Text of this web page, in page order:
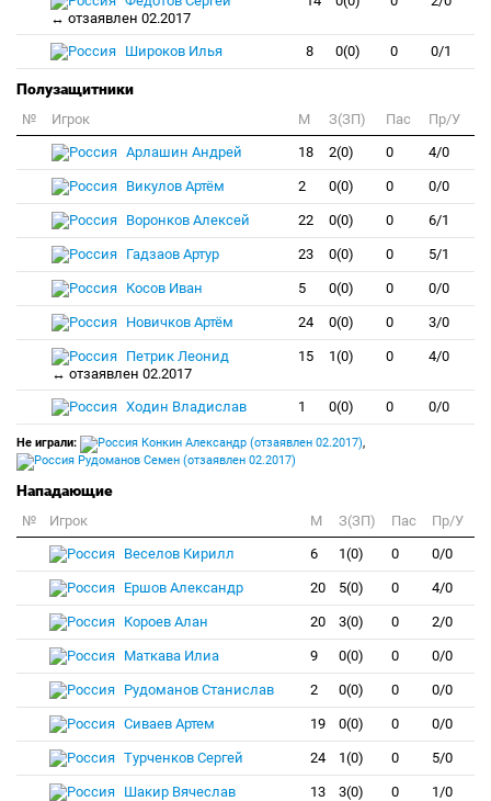
↔ отзаявлен 02.2017
Широков Илья 8 0(0) 0 0/1
Полузащитники
№ Игрок M З(ЗП) Пас
Пр/У
Арлашин Андрей
18 2(0) 0 4/0
Викулов Артём 2 0(0) 0 0/0
Воронков Алексей 22 0(0) 0 6/1
Гадзаов Артур 23 0(0) 0 5/1
Косов Иван 5 0(0) 0 0/0
Новичков Артём 24 0(0) 0 3/0
Петрик Леонид
↔ отзаявлен 02.2017
15 1(0) 0 4/0
Ходин Владислав 1 0(0) 0 0/0
Не играли: Конкин Александр (отзаявлен 02.2017),
Рудоманов Семен (отзаявлен 02.2017)
Нападающие
№ Игрок M З(ЗП) Пас
Пр/У
Веселов Кирилл
6 1(0) 0 0/0
Ершов Александр 20 5(0) 0 4/0
Короев Алан 20 3(0) 0 2/0
Маткава Илиа 9 0(0) 0 0/0
Рудоманов Станислав 2 0(0) 0 0/0
Сиваев Артем 19 0(0) 0 0/0
Турченков Сергей 24 1(0) 0 5/0
Шакир Вячеслав 13 3(0) 0 1/0